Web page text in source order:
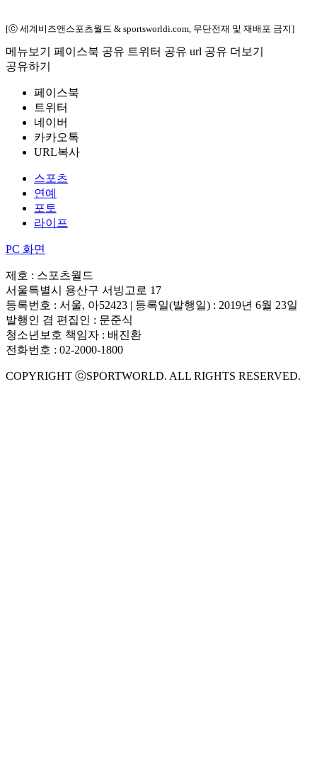
[ⓒ 세계비즈앤스포츠월드 & sportsworldi.com, 무단전재 및 재배포 금지]
메뉴보기 페이스북 공유 트위터 공유 url 공유 더보기
공유하기
페이스북
트위터
네이버
카카오톡
URL복사
스포츠
연예
포토
라이프
PC 화면
제호 : 스포츠월드
서울특별시 용산구 서빙고로 17
등록번호 : 서울, 아52423 | 등록일(발행일) : 2019년 6월 23일
발행인 겸 편집인 : 문준식
청소년보호 책임자 : 배진환
전화번호 : 02-2000-1800
COPYRIGHT ⓒSPORTWORLD. ALL RIGHTS RESERVED.